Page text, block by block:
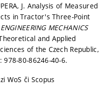
J. Analysis of Measured
in Tractor's Three-Point
ENGINEERING MECHANICS
and Applied
of the Czech Republic,
978-80-86246-40-6.
WoS či Scopus